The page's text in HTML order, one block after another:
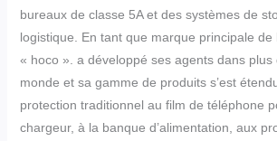
bureaux de classe 5A et des systèmes de
logistique. En tant que marque principale de
« hoco ». a développé ses agents dans plus
monde et sa gamme de produits s’est
protection traditionnel au film de téléphone
chargeur, à la banque d’alimentation, aux